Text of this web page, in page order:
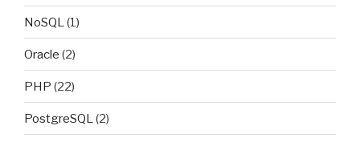
NoSQL(1)
Oracle (2)
PHP (22)
PostgreSQL(2)